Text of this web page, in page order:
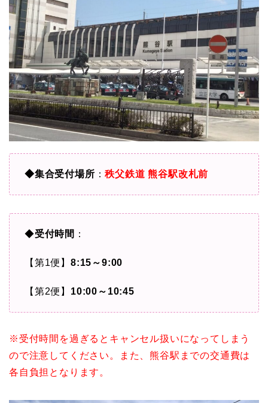
◆集合受付場所 ：秩父鉄道 熊谷駅改札前
◆受付時間 ：
【第1便】 8:15～9:00
【第2便】 10:00～10:45
※受付時間を過ぎるとキャンセル扱いになってしまう
ので注意してください。また、熊谷駅までの交通費は
各自負担となります。